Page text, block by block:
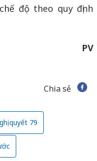
độ theo quy định
PV
Chia sẻ
quyết 79